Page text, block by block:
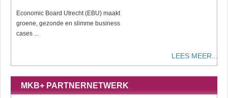
Economic Board Utrecht (EBU) maakt
groene, gezonde en slimme business
cases ...
LEES MEER...
MKB+ PARTNERNETWERK